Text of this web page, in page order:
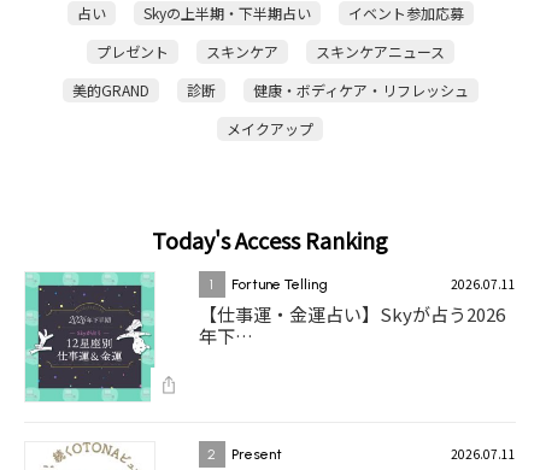
占い Skyの上半期・下半期占い
イベント参加応募
プレゼント
スキンケア
スキンケアニュース
美的GRAND
診断
健康・ボディケア・リフレッシュ
メイクアップ
Today's Access Ranking
1 Fortune Telling 2026.07.11
【仕事運・金運占い】Skyが占う2026
年下…
2 Present 2026.07.11